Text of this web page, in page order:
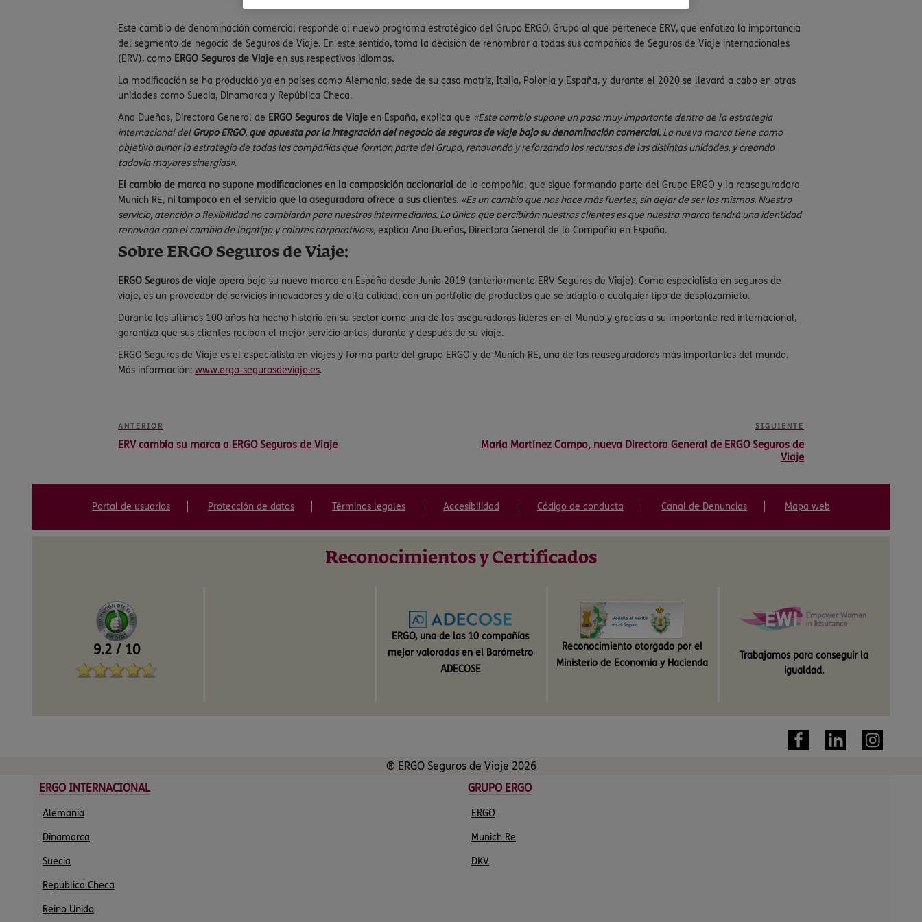
Este cambio de denominación comercial responde al nuevo programa estratégico del Grupo ERGO, Grupo al que pertenece ERV, que enfatiza la importancia
del segmento de negocio de Seguros de Viaje. En este sentido, toma la decisión de renombrar a todas sus compañías de Seguros de Viaje internacionales
(ERV), como ERGO Seguros de Viaje en sus respectivos idiomas.
La modificación se ha producido ya en países como Alemania, sede de su casa matriz, Italia, Polonia y España, y durante el 2020 se llevará a cabo en otras
unidades como Suecia, Dinamarca y República Checa.
Ana Dueñas, Directora General de ERGO Seguros de Viaje en España, explica que «Este cambio supone un paso muy importante dentro de la estrategia
internacional delGrupo ERGO, que apuesta por la integración del negocio de seguros de viaje bajo su denominación comercial. La nueva marca tiene como
objetivo aunar la estrategia de todas las compañías que forman parte del Grupo, renovando y reforzando los recursos de las distintas unidades, y creando
todavía mayores sinergias».
El cambio de marca no supone modificaciones en la composición accionarial de la compañía, que sigue formando parte del Grupo ERGO y la reaseguradora
Munich RE, ni tampoco en el servicio que la aseguradora ofrece a sus clientes. «Es un cambio que nos hace más fuertes, sin dejar de ser los mismos. Nuestro
servicio, atención o flexibilidad no cambiarán para nuestros intermediarios. Lo único que percibirán nuestros clientes es que nuestra marca tendrá una identidad
renovada con el cambio de logotipo y colores corporativos», explica Ana Dueñas, Directora General de la Compañía en España.
Sobre ERGO Seguros de Viaje:
ERGO Seguros de viaje opera bajo su nueva marca en España desde Junio 2019 (anteriormente ERV Seguros de Viaje). Como especialista en seguros de
viaje, es un proveedor de servicios innovadores y de alta calidad, con un portfolio de productos que se adapta a cualquier tipo de desplazamieto.
Durante los últimos 100 años ha hecho historia en su sector como una de las aseguradoras líderes en el Mundo y gracias a su importante red internacional,
garantiza que sus clientes reciban el mejor servicio antes, durante y después de su viaje.
ERGO Seguros de Viaje es el especialista en viajes y forma parte del grupo ERGO y de Munich RE, una de las reaseguradoras más importantes del mundo.
Más información: www.ergo-segurosdeviaje.es.
ANTERIOR
ERV cambia su marca a ERGO Seguros de Viaje
SIGUIENTE
María Martínez Campo, nueva Directora General de ERGO Seguros de
Viaje
Portal de usuarios Protección de datos Términos legales Accesibilidad Código de conducta Canal de Denuncias Mapa web
Reconocimientos y Certificados
9.2 / 10
ERGO, una de las 10 compañías
mejor valoradas en el Barómetro
ADECOSE
Reconocimiento otorgado por el
Ministerio de Economia y Hacienda
Trabajamos para conseguir la
igualdad.
® ERGO Seguros de Viaje 2026
ERGO INTERNACIONAL
GRUPO ERGO
Alemania ERGO
Dinamarca Munich Re
Suecia DKV
República Checa
Reino Unido